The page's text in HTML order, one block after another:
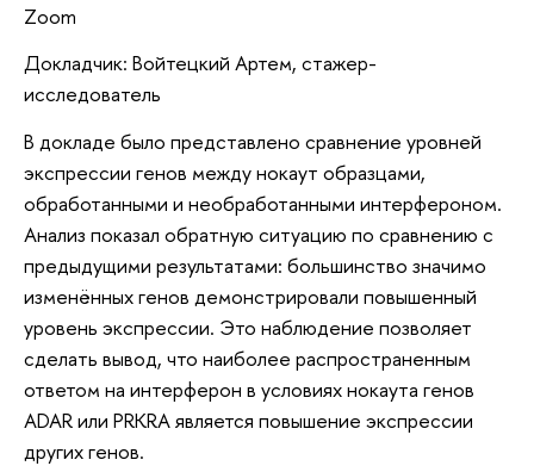
Zoom
Докладчик: Войтецкий Артем, стажер-
исследователь
В докладе было представлено сравнение уровней
экспрессии генов между нокаут образцами,
обработанными и необработанными интерфероном.
Анализ показал обратную ситуацию по сравнению с
предыдущими результатами: большинство значимо
изменённых генов демонстрировали повышенный
уровень экспрессии. Это наблюдение позволяет
сделать вывод, что наиболее распространенным
ответом на интерферон в условиях нокаута генов
ADAR или PRKRA является повышение экспрессии
других генов.